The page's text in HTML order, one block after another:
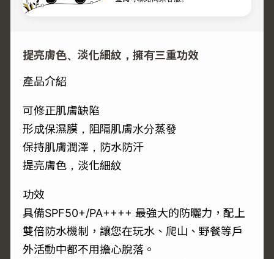
提亮膚色、淡化細紋，擁有三重功效
產品介紹
可修正肌膚缺陷
形成保濕膜，阻隔肌膚水分蒸發
保持肌膚潤澤，防水防汗
提亮膚色，淡化細紋
功效
具備SPF50+/PA++++ 最強大的防曬力，配上
雙倍防水機制，讓您在玩水、爬山、野餐等戶
外活動中都不用擔心脫落。